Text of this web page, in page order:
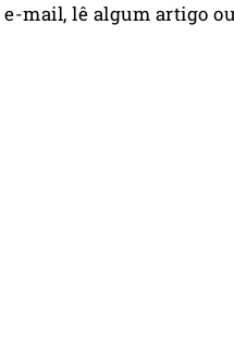
mail, lê algum artigo